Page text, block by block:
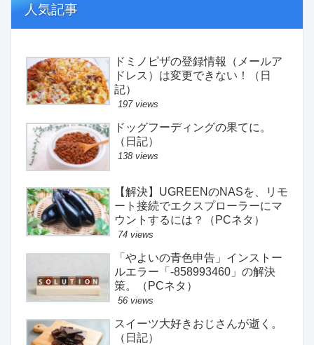
人気記事
ドミノピザの登録情報（メールア
ドレス）は変更できない！（日
記）
197 views
ドッグフーディングの果てに。
（日記）
138 views
【解決】UGREENのNASを、リモ
ート接続でエクスプローラーにマ
ウントするには？（PCネタ）
74 views
「やよいの青色申告」インストー
ルエラー「-858993460」の解決
策。（PCネタ）
56 views
スイーツ大好きおじさんが逝く。
（日記）